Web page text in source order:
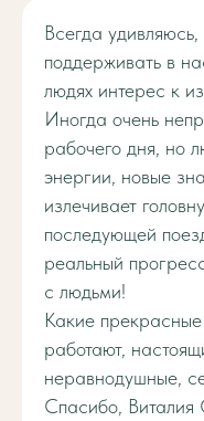
Всегда
поддерживать в
людях интерес к
Иногда очень
рабочего дня, но
энергии, новые
излечивает
последующей
реальный
с людьми!
Какие
работают,
неравнодушные,
Спасибо, Виталия